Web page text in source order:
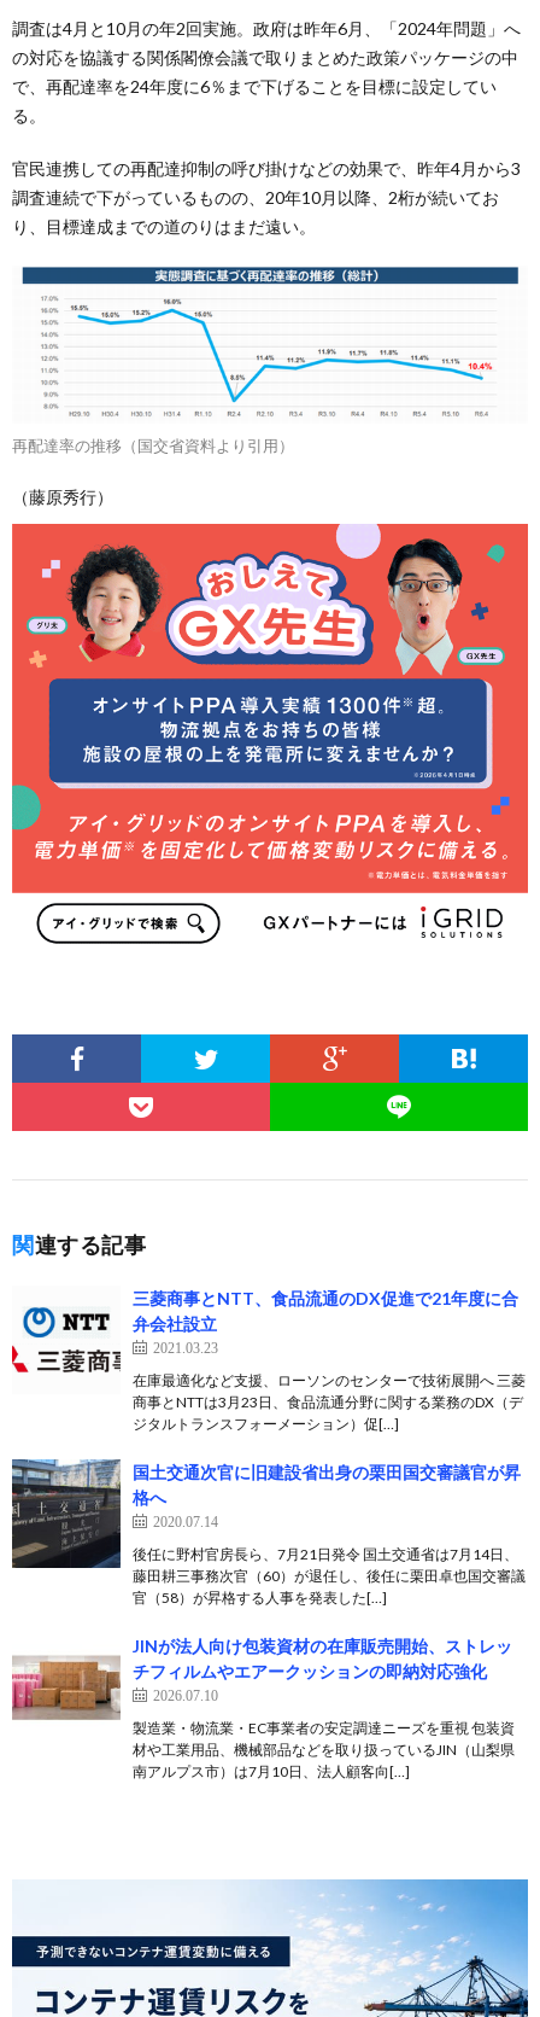
調査は4月と10月の年2回実施。政府は昨年6月、「2024年問題」へ
の対応を協議する関係閣僚会議で取りまとめた政策パッケージの中
で、再配達率を24年度に6％まで下げることを目標に設定してい
る。
官民連携しての再配達抑制の呼び掛けなどの効果で、昨年4月から3
調査連続で下がっているものの、20年10月以降、2桁が続いてお
り、目標達成までの道のりはまだ遠い。
再配達率の推移（国交省資料より引用）
（藤原秀行）
関連する記事
三菱商事とNTT、食品流通のDX促進で21年度に合
弁会社設立
2021.03.23
在庫最適化など支援、ローソンのセンターで技術展開へ 三菱
商事とNTTは3月23日、食品流通分野に関する業務のDX（デ
ジタルトランスフォーメーション）促[…]
国土交通次官に旧建設省出身の栗田国交審議官が昇
格へ
2020.07.14
後任に野村官房長ら、7月21日発令 国土交通省は7月14日、
藤田耕三事務次官（60）が退任し、後任に栗田卓也国交審議
官（58）が昇格する人事を発表した[…]
JINが法人向け包装資材の在庫販売開始、ストレッ
チフィルムやエアークッションの即納対応強化
2026.07.10
製造業・物流業・EC事業者の安定調達ニーズを重視 包装資
材や工業用品、機械部品などを取り扱っているJIN（山梨県
南アルプス市）は7月10日、法人顧客向[…]